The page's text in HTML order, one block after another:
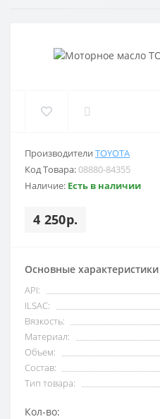
Производители TOYOTA
Код Товара:08880-84355
Наличие: Есть в наличии
4 250р.
Основные характеристики
API:
ILSAC:
Вязкость:
Материал:
Объем:
Состав:
Тип товара:
Кол-во: